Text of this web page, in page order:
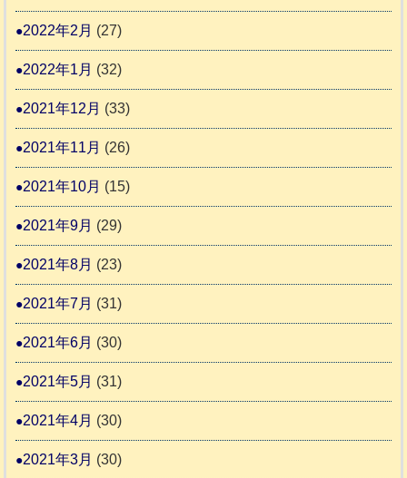
2022年2月 (27)
2022年1月 (32)
2021年12月 (33)
2021年11月 (26)
2021年10月 (15)
2021年9月 (29)
2021年8月 (23)
2021年7月 (31)
2021年6月 (30)
2021年5月 (31)
2021年4月 (30)
2021年3月 (30)